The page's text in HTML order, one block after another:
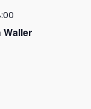
Waller